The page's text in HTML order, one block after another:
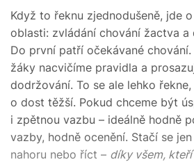
Když to řeknu zjednodušeně, jde
oblasti: zvládání chování žactva a
Do první patří očekávané
žáky nacvičíme pravidla a
dodržování. To se ale lehko
o dost těžší. Pokud chceme být
i zpětnou vazbu – ideálně hodně
vazby, hodně ocenění. Stačí se
nahoru nebo říct – díky všem, kteří